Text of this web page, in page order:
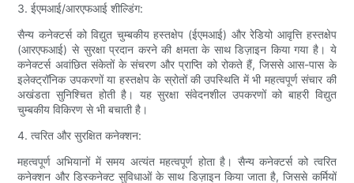
3. ईएमआई/आरएफआई शील्डिंग:
सैन्य कनेक्टर्स को विद्युत चुम्बकीय हस्तक्षेप (ईएमआई) और रेडियो आवृत्ति हस्तक्षेप
(आरएफआई) से सुरक्षा प्रदान करने की क्षमता के साथ डिज़ाइन किया गया है। ये
कनेक्टर्स अवांछित संकेतों के संचरण और प्राप्ति को रोकते हैं, जिससे आस-पास के
इलेक्ट्रॉनिक उपकरणों या हस्तक्षेप के स्रोतों की उपस्थिति में भी महत्वपूर्ण संचार की
अखंडता सुनिश्चित होती है। यह सुरक्षा संवेदनशील उपकरणों को बाहरी विद्युत
चुम्बकीय विकिरण से भी बचाती है।
4. त्वरित और सुरक्षित कनेक्शन:
महत्वपूर्ण अभियानों में समय अत्यंत महत्वपूर्ण होता है। सैन्य कनेक्टर्स को त्वरित
कनेक्शन और डिस्कनेक्ट सुविधाओं के साथ डिज़ाइन किया जाता है, जिससे कर्मियों